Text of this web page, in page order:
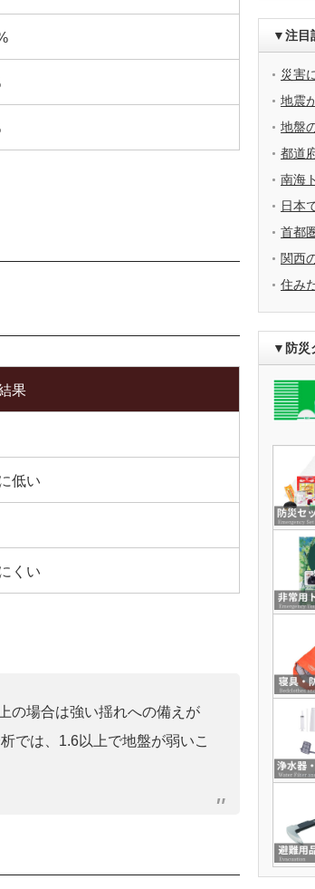
果
低い
くい
の場合は強い揺れへの備えが
では、1.6以上で地盤が弱いこ
▼注目
災害
地震
地盤
都道
南海
日本
首都
関西
住み
▼防災